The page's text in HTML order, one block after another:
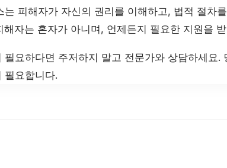
는 피해자가 자신의 권리를 이해하고, 법적 절차
해자는 혼자가 아니며, 언제든지 필요한 지원을
필요하다면 주저하지 말고 전문가와 상담하세요.
필요합니다.